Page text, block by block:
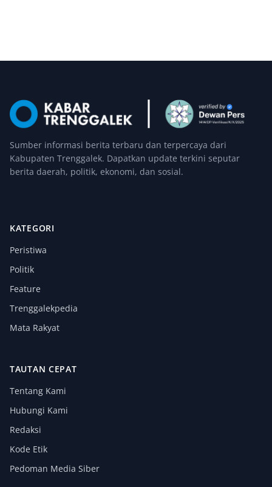
Sumber informasi berita terbaru dan terpercaya dari
Kabupaten Trenggalek. Dapatkan update terkini seputar
berita daerah, politik, ekonomi, dan sosial.
KATEGORI
Peristiwa
Politik
Feature
Trenggalekpedia
Mata Rakyat
TAUTAN CEPAT
Tentang Kami
Hubungi Kami
Redaksi
Kode Etik
Pedoman Media Siber